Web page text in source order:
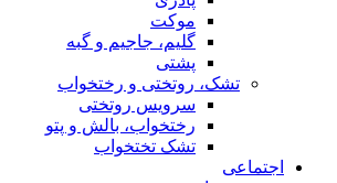
موکت
گلیم، جاجیم و گبه
پشتی
تشک، روتختی و رختخواب
سرویس روتختی
رختخواب، بالش و پتو
تشک تختخواب
اجتماعی